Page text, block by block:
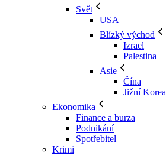
Svět
USA
Blízký východ
Izrael
Palestina
Asie
Čína
Jižní Korea
Ekonomika
Finance a burza
Podnikání
Spotřebitel
Krimi